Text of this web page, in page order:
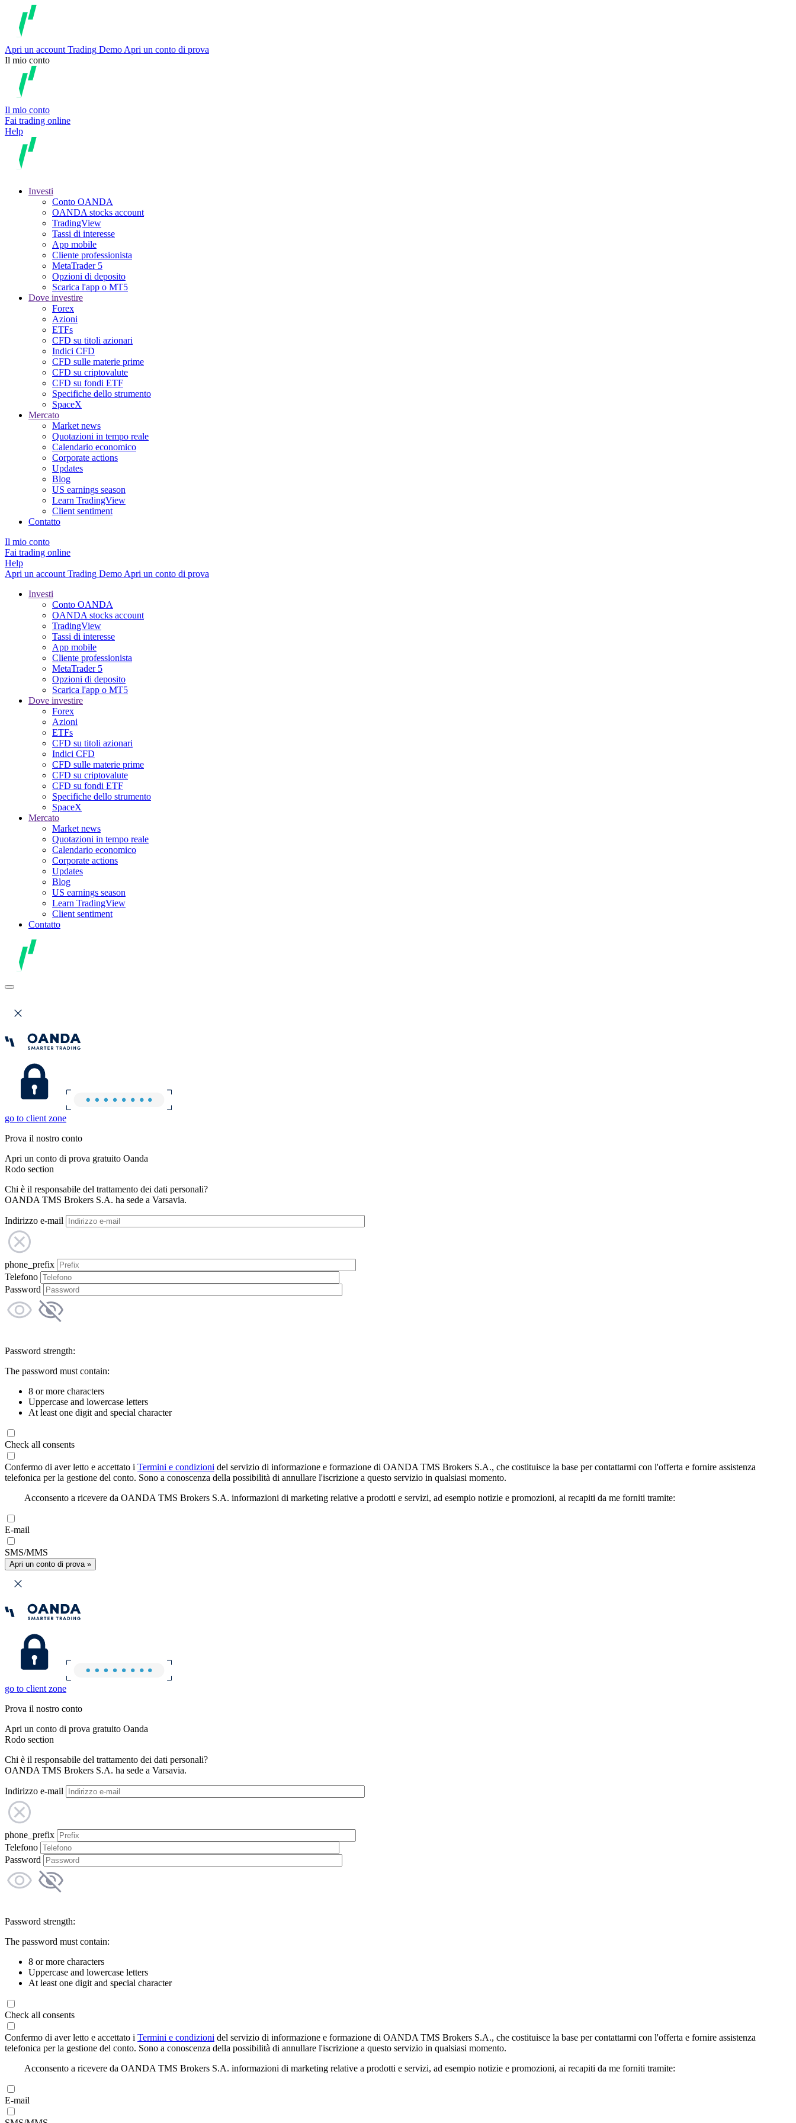
Apri un account Trading Demo Apri un conto di prova
Il mio conto
Il mio conto
Fai trading online
Help
Investi
Conto OANDA
OANDA stocks account
TradingView
Tassi di interesse
App mobile
Cliente professionista
MetaTrader 5
Opzioni di deposito
Scarica l'app o MT5
Dove investire
Forex
Azioni
ETFs
CFD su titoli azionari
Indici CFD
CFD sulle materie prime
CFD su criptovalute
CFD su fondi ETF
Specifiche dello strumento
SpaceX
Mercato
Market news
Quotazioni in tempo reale
Calendario economico
Corporate actions
Updates
Blog
US earnings season
Learn TradingView
Client sentiment
Contatto
Il mio conto
Fai trading online
Help
Apri un account Trading Demo Apri un conto di prova
Investi
Conto OANDA
OANDA stocks account
TradingView
Tassi di interesse
App mobile
Cliente professionista
MetaTrader 5
Opzioni di deposito
Scarica l'app o MT5
Dove investire
Forex
Azioni
ETFs
CFD su titoli azionari
Indici CFD
CFD sulle materie prime
CFD su criptovalute
CFD su fondi ETF
Specifiche dello strumento
SpaceX
Mercato
Market news
Quotazioni in tempo reale
Calendario economico
Corporate actions
Updates
Blog
US earnings season
Learn TradingView
Client sentiment
Contatto
go to client zone
Prova il nostro conto
Apri un conto di prova gratuito Oanda
Rodo section
Chi è il responsabile del trattamento dei dati personali?
OANDA TMS Brokers S.A. ha sede a Varsavia.
Indirizzo e-mail
phone_prefix
Telefono
Password
Password strength:
The password must contain:
8 or more characters
Uppercase and lowercase letters
At least one digit and special character
Check all consents
Confermo di aver letto e accettato i Termini e condizioni del servizio di informazione e formazione di OANDA TMS Brokers S.A., che costituisce la base per contattarmi con l'offerta e fornire assistenza
telefonica per la gestione del conto. Sono a conoscenza della possibilità di annullare l'iscrizione a questo servizio in qualsiasi momento.
Acconsento a ricevere da OANDA TMS Brokers S.A. informazioni di marketing relative a prodotti e servizi, ad esempio notizie e promozioni, ai recapiti da me forniti tramite:
E-mail
SMS/MMS
Apri un conto di prova »
go to client zone
Prova il nostro conto
Apri un conto di prova gratuito Oanda
Rodo section
Chi è il responsabile del trattamento dei dati personali?
OANDA TMS Brokers S.A. ha sede a Varsavia.
Indirizzo e-mail
phone_prefix
Telefono
Password
Password strength:
The password must contain:
8 or more characters
Uppercase and lowercase letters
At least one digit and special character
Check all consents
Confermo di aver letto e accettato i Termini e condizioni del servizio di informazione e formazione di OANDA TMS Brokers S.A., che costituisce la base per contattarmi con l'offerta e fornire assistenza
telefonica per la gestione del conto. Sono a conoscenza della possibilità di annullare l'iscrizione a questo servizio in qualsiasi momento.
Acconsento a ricevere da OANDA TMS Brokers S.A. informazioni di marketing relative a prodotti e servizi, ad esempio notizie e promozioni, ai recapiti da me forniti tramite:
E-mail